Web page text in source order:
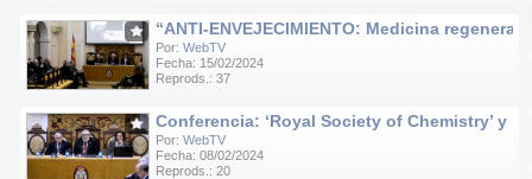
“ANTI-ENVEJECIMIENTO: Medicina
Por: WebTV
Fecha: 15/02/2024
Reprods.: 37
Conferencia: ‘Royal Society of Chemistry’ y
Por: WebTV
Fecha: 08/02/2024
Reprods.: 20